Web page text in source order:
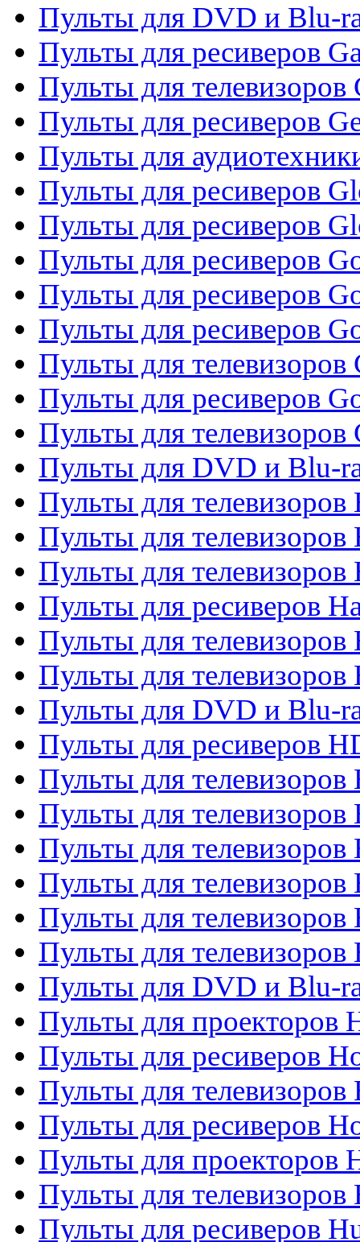
Пульты для DVD и Blu-
Пульты для ресиверов
Пульты для телевизоров
Пульты для ресиверов
Пульты для
Пульты для ресиверов
Пульты для ресиверов
Пульты для ресиверов
Пульты для ресиверов
Пульты для ресиверов
Пульты для телевизоров
Пульты для ресиверов
Пульты для телевизоров
Пульты для DVD и Blu-
Пульты для телевизоров
Пульты для телевизоров
Пульты для
Пульты для ресиверов
Пульты для телевизоров
Пульты для телевизоров
Пульты для DVD и Blu-
Пульты для ресиверов
Пульты для
Пульты для телевизоров
Пульты для телевизоров
Пульты для телевизоров
Пульты для телевизоров
Пульты для телевизоров
Пульты для DVD и Blu-
Пульты для проекторов
Пульты для ресиверов
Пульты для
Пульты для ресиверов
Пульты для проекторов
Пульты для телевизоров
Пульты для ресиверов